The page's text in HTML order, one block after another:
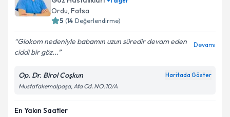
Ordu, Fatsa
5 (14 Değerlendirme)
Glokom nedeniyle babamın uzun süredir devam eden
ciddi bir göz...
Devamı
Op. Dr. Birol Coşkun Haritada Göster
Mustafakemalpaşa, Ata Cd. NO:10/A
En Yakın Saatler